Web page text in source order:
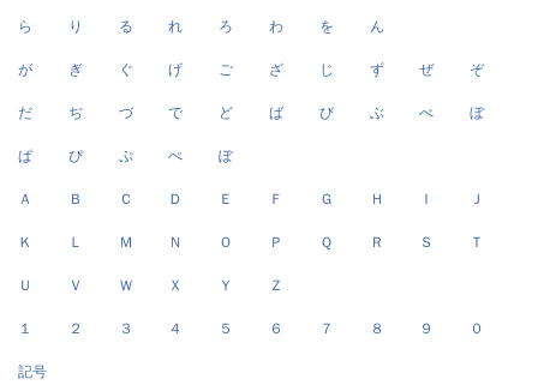
ら り る れ ろ わ を ん
が ぎ ぐ げ ご ざ じ ず ぜ ぞ
だ ぢ づ で ど ば び ぶ べ ぼ
ぱ ぴ ぷ ぺ ぽ
Ａ Ｂ Ｃ Ｄ Ｅ Ｆ Ｇ Ｈ Ｉ Ｊ
Ｋ Ｌ Ｍ Ｎ Ｏ Ｐ Ｑ Ｒ Ｓ Ｔ
Ｕ Ｖ Ｗ Ｘ Ｙ Ｚ
１ ２ ３ ４ ５ ６ ７ ８ ９ ０
記号